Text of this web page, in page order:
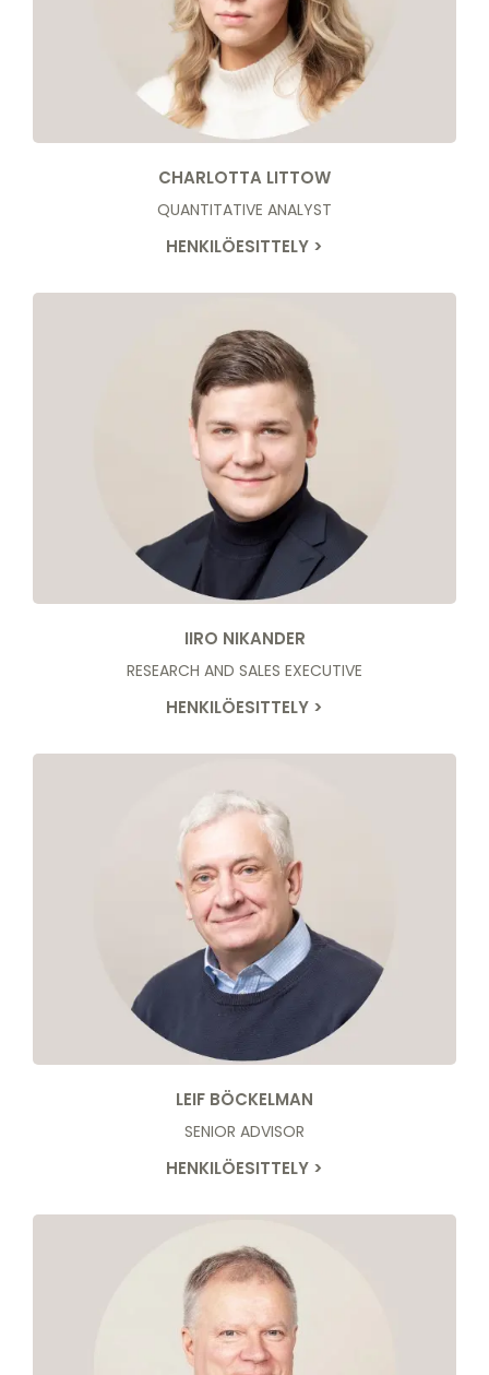
CHARLOTTA LITTOW
QUANTITATIVE ANALYST
HENKILÖESITTELY >
IIRO NIKANDER
RESEARCH AND SALES EXECUTIVE
HENKILÖESITTELY >
LEIF BÖCKELMAN
SENIOR ADVISOR
HENKILÖESITTELY >